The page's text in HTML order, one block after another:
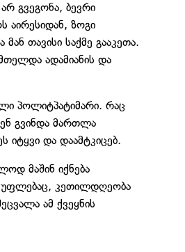
გვეგონა, ბევრი
აირესიდან, ზოგი
თავისი საქმე გააკეთა.
ადამიანის და
პოლიტპატიმარი. რაც
გვინდა მართლა
იტყვი და დაამტკიცებ.
მაშინ იქნება
კეთილდღეობა
ამ ქვეყნის